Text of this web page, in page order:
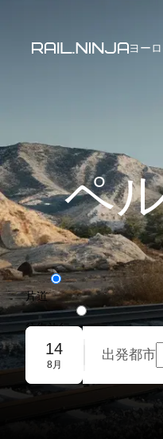
ヨー
ペ
片道
往復旅行
団体予約
14
8月
出発都市